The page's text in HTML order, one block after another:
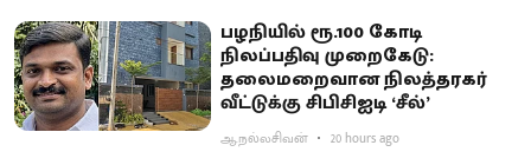
பழநியில் ரூ.100 கோடி
நிலப்பதிவு முறைகேடு:
தலைமறைவான நிலத்தரகர்
வீட்டுக்கு சிபிசிஐடி ‘சீல்’
ஆ.நல்லசிவன் 20 hours ago